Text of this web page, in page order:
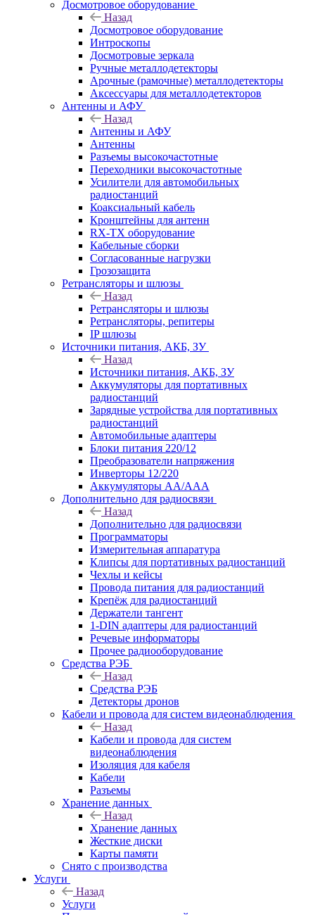
Досмотровое оборудование
Назад
Досмотровое оборудование
Интроскопы
Досмотровые зеркала
Ручные металлодетекторы
Арочные (рамочные) металлодетекторы
Аксессуары для металлодетекторов
Антенны и АФУ
Назад
Антенны и АФУ
Антенны
Разъемы высокочастотные
Переходники высокочастотные
Усилители для автомобильных
радиостанций
Коаксиальный кабель
Кронштейны для антенн
RX-TX оборудование
Кабельные сборки
Согласованные нагрузки
Грозозащита
Ретрансляторы и шлюзы
Назад
Ретрансляторы и шлюзы
Ретрансляторы, репитеры
IP шлюзы
Источники питания, АКБ, ЗУ
Назад
Источники питания, АКБ, ЗУ
Аккумуляторы для портативных
радиостанций
Зарядные устройства для портативных
радиостанций
Автомобильные адаптеры
Блоки питания 220/12
Преобразователи напряжения
Инверторы 12/220
Аккумуляторы АА/ААА
Дополнительно для радиосвязи
Назад
Дополнительно для радиосвязи
Программаторы
Измерительная аппаратура
Клипсы для портативных радиостанций
Чехлы и кейсы
Провода питания для радиостанций
Крепёж для радиостанций
Держатели тангент
1-DIN адаптеры для радиостанций
Речевые информаторы
Прочее радиооборудование
Средства РЭБ
Назад
Средства РЭБ
Детекторы дронов
Кабели и провода для систем видеонаблюдения
Назад
Кабели и провода для систем
видеонаблюдения
Изоляция для кабеля
Кабели
Разъемы
Хранение данных
Назад
Хранение данных
Жесткие диски
Карты памяти
Снято с производства
Услуги
Назад
Услуги